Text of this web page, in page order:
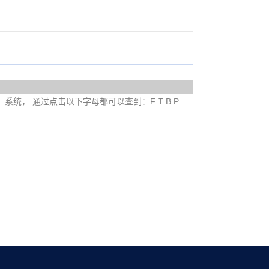
统， 通过点击以下字母都可以查到：F T B P